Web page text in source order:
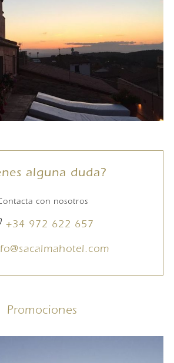
alguna duda?
con nosotros
+34 972 622 657
Promociones